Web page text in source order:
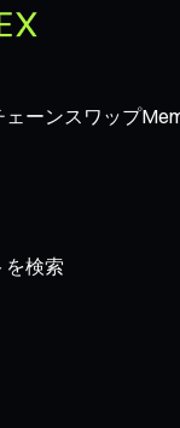
ェーンスワップ
を検索